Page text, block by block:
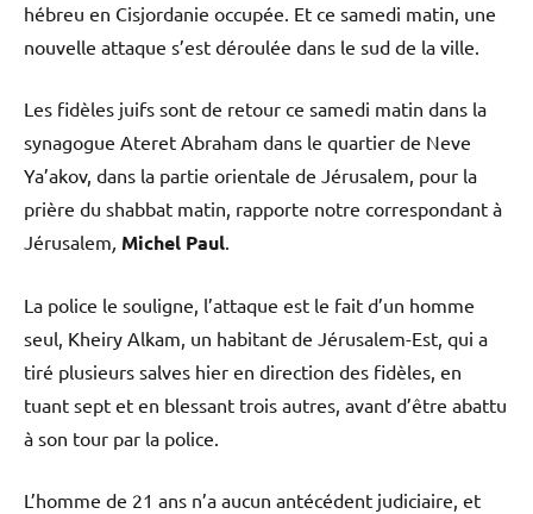
hébreu en Cisjordanie occupée. Et ce samedi matin, une
nouvelle attaque s’est déroulée dans le sud de la ville.
Les fidèles juifs sont de retour ce samedi matin dans la
synagogue Ateret Abraham dans le quartier de Neve
Ya’akov, dans la partie orientale de Jérusalem, pour la
prière du shabbat matin, rapporte notre correspondant à
Jérusalem, Michel Paul.
La police le souligne, l’attaque est le fait d’un homme
seul, Kheiry Alkam, un habitant de Jérusalem-Est, qui a
tiré plusieurs salves hier en direction des fidèles, en
tuant sept et en blessant trois autres, avant d’être abattu
à son tour par la police.
L’homme de 21 ans n’a aucun antécédent judiciaire, et